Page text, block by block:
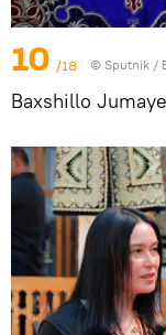
10 /18 © Sputnik /
Baxshillo